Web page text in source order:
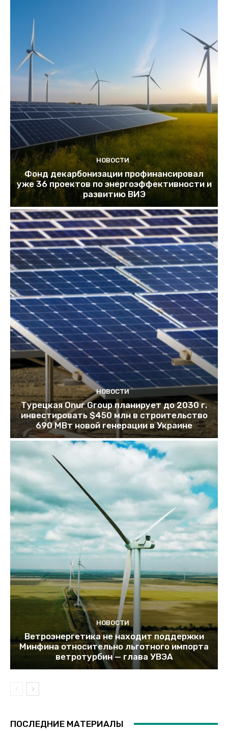
НОВОСТИ
Фонд декарбонизации профинансировал
уже 36 проектов по энергоэффективности и
развитию ВИЭ
НОВОСТИ
Турецкая Onur Group планирует до 2030 г.
инвестировать $450 млн в строительство
690 МВт новой генерации в Украине
НОВОСТИ
Ветроэнергетика не находит поддержки
Минфина относительно льготного импорта
ветротурбин — глава УВЭА
ПОСЛЕДНИЕ МАТЕРИАЛЫ